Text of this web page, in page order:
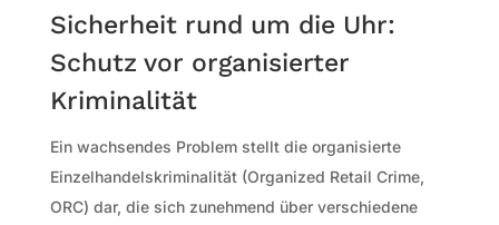
Sicherheit rund um die Uhr:
Schutz vor organisierter
Kriminalität
Ein wachsendes Problem stellt die organisierte
Einzelhandelskriminalität (Organized Retail Crime,
ORC) dar, die sich zunehmend über verschiedene